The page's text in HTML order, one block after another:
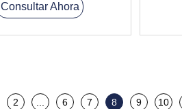
Consultar Ahora
2 ... 6 7 8 9 10